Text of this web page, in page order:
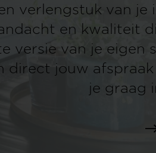
van je identiteit.
kwaliteit die het
je eigen stijl vind je
afspraak in. We
je graag in onze
MAAK EEN